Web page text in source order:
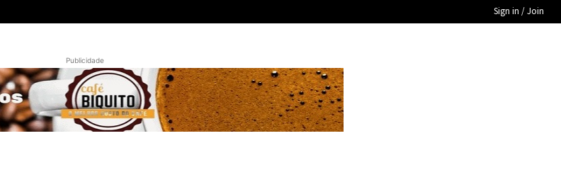
Sign in / Join
Publicidade